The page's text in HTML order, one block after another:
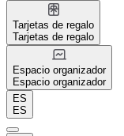
Tarjetas de regalo
Tarjetas de regalo
Espacio organizador
Espacio organizador
ES
ES